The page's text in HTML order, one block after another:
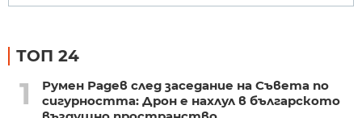
ТОП 24
1
Румен Радев след заседание на Съвета по
сигурността: Дрон е нахлул в българското